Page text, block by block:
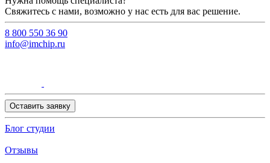
Свяжитесь с нами, возможно у нас есть для вас решение.
8 800 550 36 90
info@imchip.ru
Оставить заявку
Блог студии
Отзывы